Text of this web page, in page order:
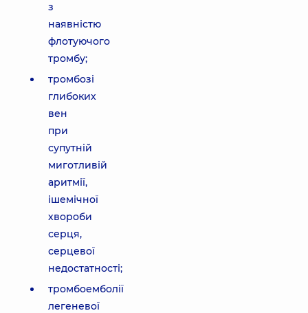
з
наявністю
флотуючого
тромбу;
тромбозі
глибоких
вен
при
супутній
миготливій
аритмії,
ішемічної
хвороби
серця,
серцевої
недостатності;
тромбоемболії
легеневої